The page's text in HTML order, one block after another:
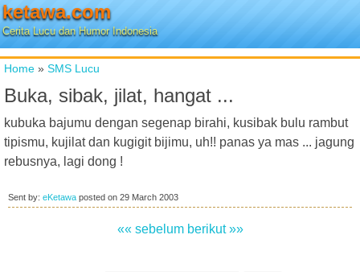
ketawa.com
Cerita Lucu dan Humor Indonesia
Home » SMS Lucu
Buka, sibak, jilat, hangat ...
kubuka bajumu dengan segenap birahi, kusibak bulu rambut
tipismu, kujilat dan kugigit bijimu, uh!! panas ya mas ... jagung
rebusnya, lagi dong !
Sent by: eKetawa posted on 29 March 2003
«« sebelum berikut »»